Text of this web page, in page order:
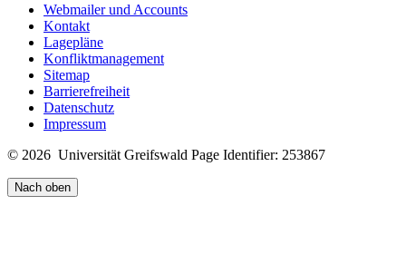
Webmailer und Accounts
Kontakt
Lagepläne
Konfliktmanagement
Sitemap
Barrierefreiheit
Datenschutz
Impressum
© 2026 Universität Greifswald Page Identifier: 253867
Nach oben